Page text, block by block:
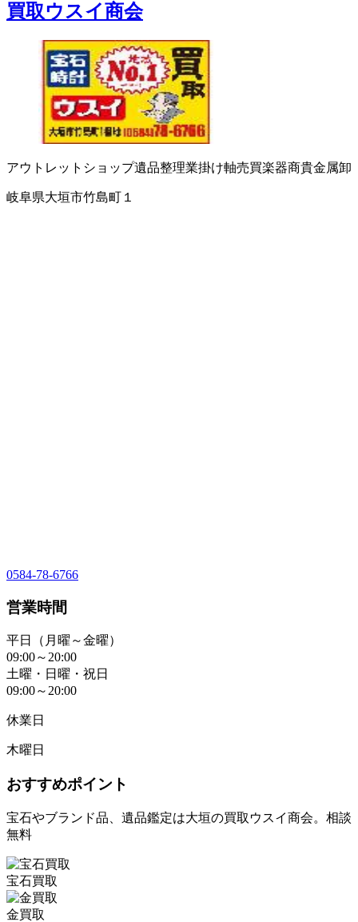
買取ウスイ商会
アウトレットショップ遺品整理業掛け軸売買楽器商貴金属卸
岐阜県大垣市竹島町１
0584-78-6766
営業時間
平日（月曜～金曜）
09:00～20:00
土曜・日曜・祝日
09:00～20:00
休業日
木曜日
おすすめポイント
宝石やブランド品、遺品鑑定は大垣の買取ウスイ商会。相談
無料
宝石買取
金買取